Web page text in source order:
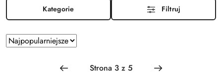
Kategorie Filtruj
Zastosowano
sortowanie:
Najpopularniejsze.
Sortuj
według